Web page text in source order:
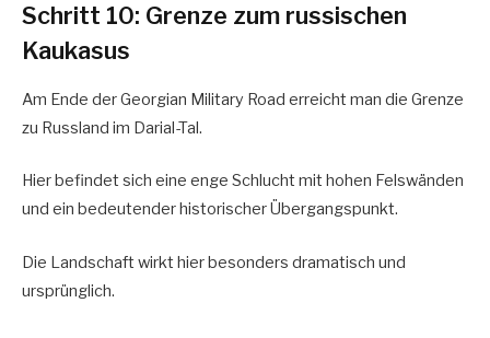
Schritt 10: Grenze zum russischen
Kaukasus
Am Ende der Georgian Military Road erreicht man die Grenze
zu Russland im Darial-Tal.
Hier befindet sich eine enge Schlucht mit hohen Felswänden
und ein bedeutender historischer Übergangspunkt.
Die Landschaft wirkt hier besonders dramatisch und
ursprünglich.